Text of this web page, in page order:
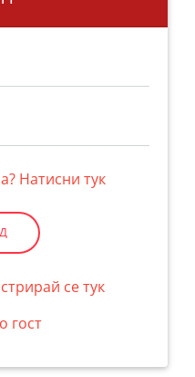
Натисни тук
се тук
гост